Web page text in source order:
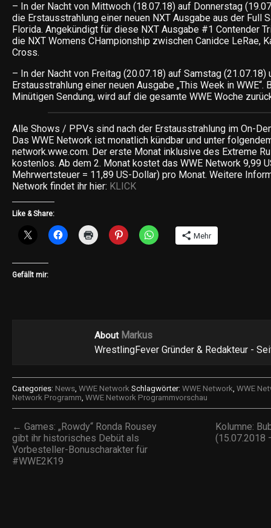
– In der Nacht von Mittwoch (18.07.18) auf Donnerstag
die Erstausstrahlung einer neuen NXT Ausgabe aus der Full
Florida. Angekündigt für diese NXT Ausgabe #1 Contender
die NXT Womens CHampionship zwischen Canidce LeRae,
Cross.
– In der Nacht von Freitag (20.07.18) auf Samstag (21.07.18)
Erstausstrahlung einer neuen Ausgabe „This Week in WWE“.
Minütigen Sendung, wird auf die gesamte WWE Woche
Alle Shows / PPVs sind nach der Erstausstrahlung im On-
Das WWE Network ist monatlich kündbar und unter
network.wwe.com. Der erste Monat inklusive des Extreme
kostenlos. Ab dem 2. Monat kostet das WWE Network 9,99
Mehrwertsteuer = 11,89 US-Dollar) pro Monat. Weitere
Network findet ihr hier: KLICK
Like & Share:
Mehr
Gefällt mir:
About Markus
WrestlingFever Gründer & Redakteur -
Categories: News, WWE Network Schlagwörter: WWE Network, WWE
Network Programm, WWE Network Programmvorschau
← Games: „Rowdy“ Ronda Rousey
gibt ihr historisches Debüt als
Vorbesteller-Bonuscharakter für
#WWE2K19
Kolumne: